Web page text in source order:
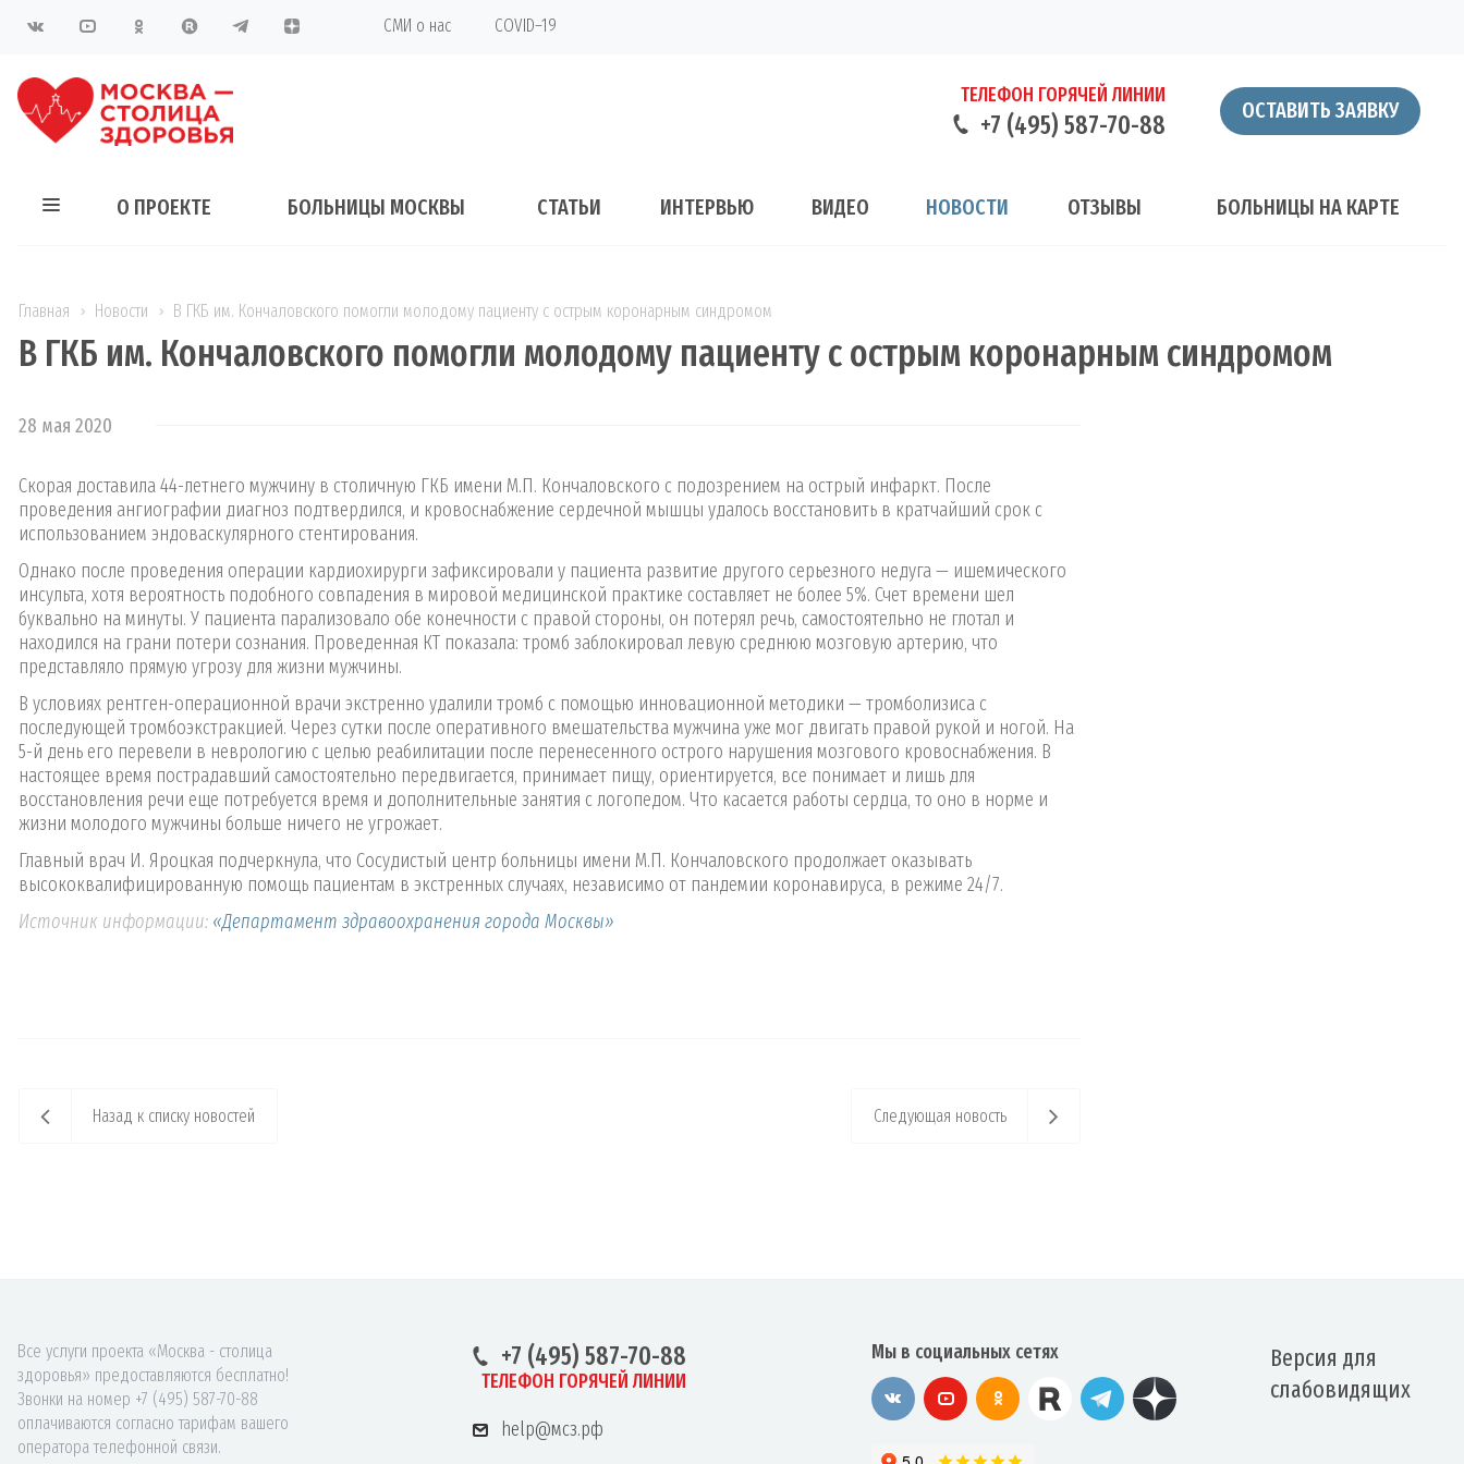
СМИ о нас COVID–19
ОСТАВИТЬ ЗАЯВКУ
ТЕЛЕФОН ГОРЯЧЕЙ ЛИНИИ
+7 (495) 587-70-88
О ПРОЕКТЕ БОЛЬНИЦЫ МОСКВЫ СТАТЬИ ИНТЕРВЬЮ ВИДЕО НОВОСТИ ОТЗЫВЫ БОЛЬНИЦЫ НА КАРТЕ
Главная Новости В ГКБ им. Кончаловского помогли молодому пациенту с острым коронарным синдромом
В ГКБ им. Кончаловского помогли молодому пациенту с острым коронарным синдромом
28 мая 2020
Скорая доставила 44-летнего мужчину в столичную ГКБ имени М.П. Кончаловского с подозрением на острый инфаркт. После
проведения ангиографии диагноз подтвердился, и кровоснабжение сердечной мышцы удалось восстановить в кратчайший срок с
использованием эндоваскулярного стентирования.
Однако после проведения операции кардиохирурги зафиксировали у пациента развитие другого серьезного недуга — ишемического
инсульта, хотя вероятность подобного совпадения в мировой медицинской практике составляет не более 5%. Счет времени шел
буквально на минуты. У пациента парализовало обе конечности с правой стороны, он потерял речь, самостоятельно не глотал и
находился на грани потери сознания. Проведенная КТ показала: тромб заблокировал левую среднюю мозговую артерию, что
представляло прямую угрозу для жизни мужчины.
В условиях рентген-операционной врачи экстренно удалили тромб с помощью инновационной методики — тромболизиса с
последующей тромбоэкстракцией. Через сутки после оперативного вмешательства мужчина уже мог двигать правой рукой и ногой. На
5-й день его перевели в неврологию с целью реабилитации после перенесенного острого нарушения мозгового кровоснабжения. В
настоящее время пострадавший самостоятельно передвигается, принимает пищу, ориентируется, все понимает и лишь для
восстановления речи еще потребуется время и дополнительные занятия с логопедом. Что касается работы сердца, то оно в норме и
жизни молодого мужчины больше ничего не угрожает.
Главный врач И. Яроцкая подчеркнула, что Сосудистый центр больницы имени М.П. Кончаловского продолжает оказывать
высококвалифицированную помощь пациентам в экстренных случаях, независимо от пандемии коронавируса, в режиме 24/7.
Источник информации: «Департамент здравоохранения города Москвы»
Назад к списку новостей Следующая новость
Все услуги проекта «Москва - столица
здоровья» предоставляются бесплатно!
Звонки на номер +7 (495) 587-70-88
оплачиваются согласно тарифам вашего
оператора телефонной связи.
+7 (495) 587-70-88
ТЕЛЕФОН ГОРЯЧЕЙ ЛИНИИ
help@мсз.рф
Мы в социальных сетях
Версия для
слабовидящих